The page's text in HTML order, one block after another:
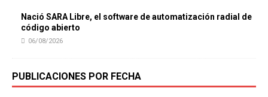
Nació SARA Libre, el software de automatización radial de
código abierto
06/08/2026
PUBLICACIONES POR FECHA